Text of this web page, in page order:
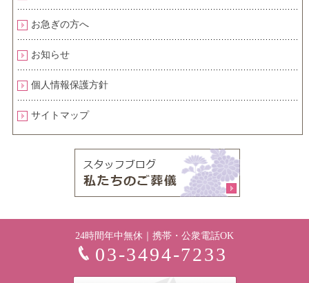
お急ぎの方へ
お知らせ
個人情報保護方針
サイトマップ
24時間年中無休｜携帯・公衆電話OK
03-3494-7233